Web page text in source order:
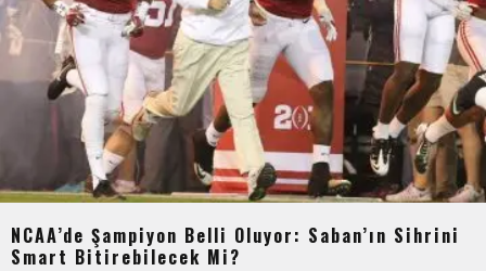
NCAA’de Şampiyon Belli Oluyor: Saban’ın Sihrini
Smart Bitirebilecek Mi?